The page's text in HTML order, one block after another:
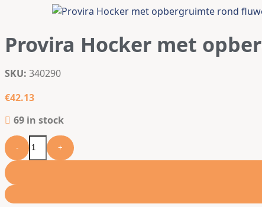
Tuinieraccessoires
Bestseller
Buitenleven
Parasols en zonneschermen
Schommelbanken
Vogel- & dierenhuizen
Vogelbadjes
Provira Hocker met
SKU: 340290
€42.13
69 in stock
- +